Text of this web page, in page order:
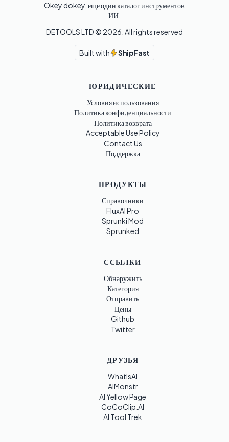
Okey dokey, еще один каталог инструментов
ИИ.
DETOOLS LTD © 2026 . All rights reserved
Built with ShipFast
ЮРИДИЧЕСКИЕ
Условия использования
Политика конфиденциальности
Политика возврата
Acceptable Use Policy
Contact Us
Поддержка
ПРОДУКТЫ
Справочники
FluxAI Pro
Sprunki Mod
Sprunked
ССЫЛКИ
Обнаружить
Категория
Отправить
Цены
Github
Twitter
ДРУЗЬЯ
WhatIsAI
AIMonstr
AI Yellow Page
CoCoClip.AI
AI Tool Trek